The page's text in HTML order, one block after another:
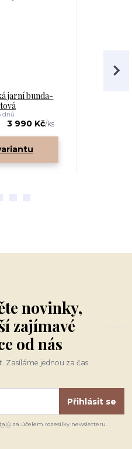
jarní bunda-
3 990 Kč/ks
dnů
novinky,
zajímavé
od nás
Zasíláme jednou za čas.
Přihlásit se
za účelem rozesílky newsletteru.